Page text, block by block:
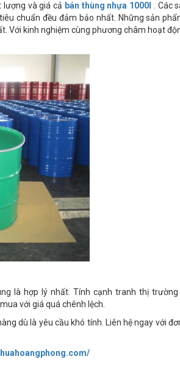
lượng và giá cả bán thùng nhựa 1000l . Các
chuẩn đều đảm bảo nhất. Những sản
Với kinh nghiệm cùng phương châm hoạt
là hợp lý nhất. Tính cạnh tranh thị trường
với giá quá chênh lệch.
dù là yêu cầu khó tính. Liên hệ ngay với